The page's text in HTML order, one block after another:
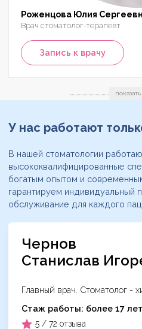
Роженцова Юлия
Врач стоматолог-терапевт
Запись к врачу
У нас работают
В нашей стоматологии
высококвалифицированные
богатым опытом и
гарантируем индивидуальный
обслуживание для каждого
Чернов
Станислав
Главный врач. Стоматолог -
Cтаж работы: более 17 лет
5 / 72 отзыва